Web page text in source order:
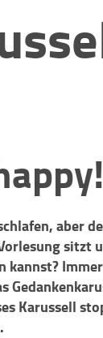
aber
sitzt
Karussell